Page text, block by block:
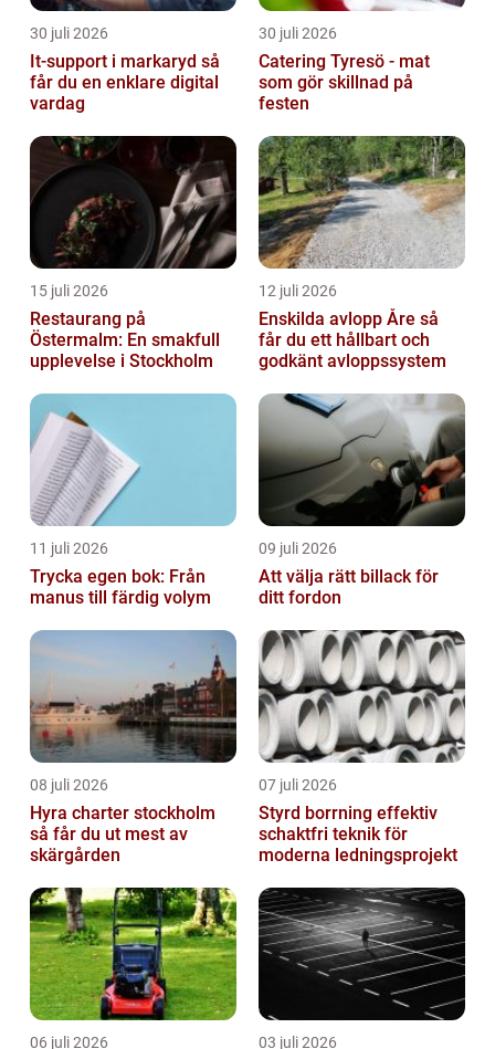
30 juli 2026
It-support i markaryd så
får du en enklare digital
vardag
30 juli 2026
Catering Tyresö - mat
som gör skillnad på
festen
15 juli 2026
Restaurang på
Östermalm: En smakfull
upplevelse i Stockholm
12 juli 2026
Enskilda avlopp Åre så
får du ett hållbart och
godkänt avloppssystem
11 juli 2026
Trycka egen bok: Från
manus till färdig volym
09 juli 2026
Att välja rätt billack för
ditt fordon
08 juli 2026
Hyra charter stockholm
så får du ut mest av
skärgården
07 juli 2026
Styrd borrning effektiv
schaktfri teknik för
moderna ledningsprojekt
06 juli 2026 03 juli 2026